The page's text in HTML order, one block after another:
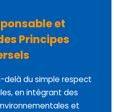
et
Principes
du simple respect
en intégrant des
et